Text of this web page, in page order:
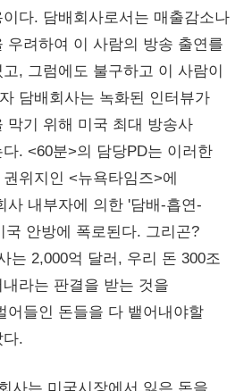
다. 담배회사로서는 매출감소나
우려하여 이 사람의 방송 출연를
, 그럼에도 불구하고 이 사람이
담배회사는 녹화된 인터뷰가
막기 위해 미국 최대 방송사
. <60분>의 담당PD는 이러한
위지인 <뉴욕타임즈>에
사 내부자에 의한 '담배-흡연-
국 안방에 폭로된다. 그리곤?
는 2,000억 달러, 우리 돈 300조
라는 판결을 받는 것을
어들인 돈들을 다 뱉어내야할
다.
사는 미국시장에서 잃은 돈을